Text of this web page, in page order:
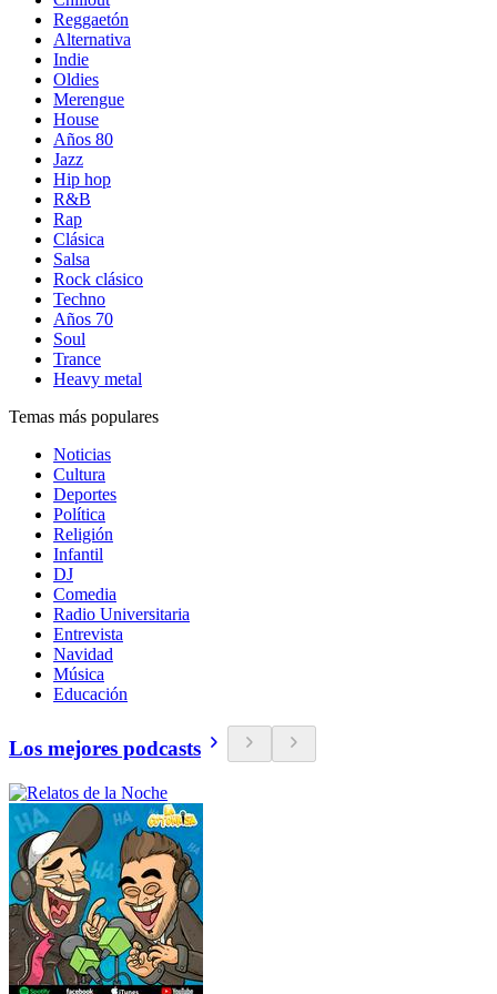
Reggaetón
Alternativa
Indie
Oldies
Merengue
House
Años 80
Jazz
Hip hop
R&B
Rap
Clásica
Salsa
Rock clásico
Techno
Años 70
Soul
Trance
Heavy metal
Temas más populares
Noticias
Cultura
Deportes
Política
Religión
Infantil
DJ
Comedia
Radio Universitaria
Entrevista
Navidad
Música
Educación
Los mejores podcasts